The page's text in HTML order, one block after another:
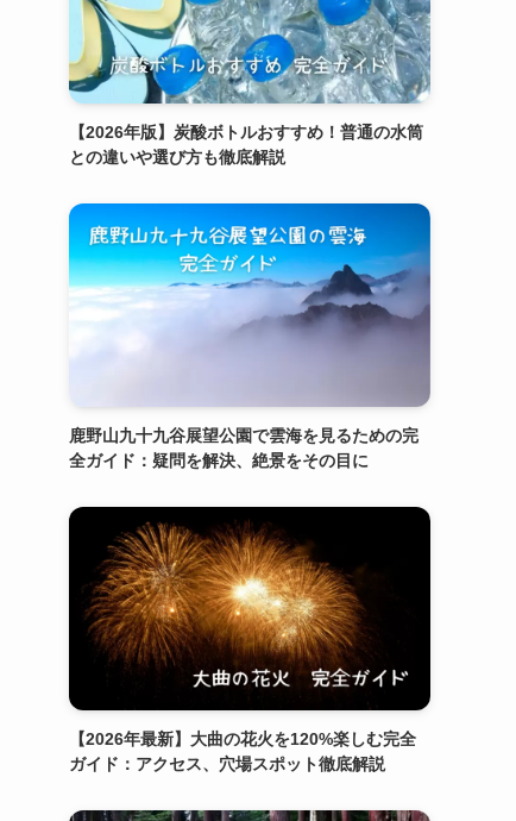
【2026年版】炭酸ボトルおすすめ！普通の水筒
との違いや選び方も徹底解説
鹿野山九十九谷展望公園で雲海を見るための完
全ガイド：疑問を解決、絶景をその目に
【2026年最新】大曲の花火を120%楽しむ完全
ガイド：アクセス、穴場スポット徹底解説